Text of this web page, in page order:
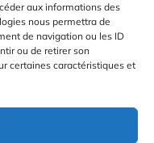
aux informations des
nous permettra de
de navigation ou les ID
ou de retirer son
certaines caractéristiques et